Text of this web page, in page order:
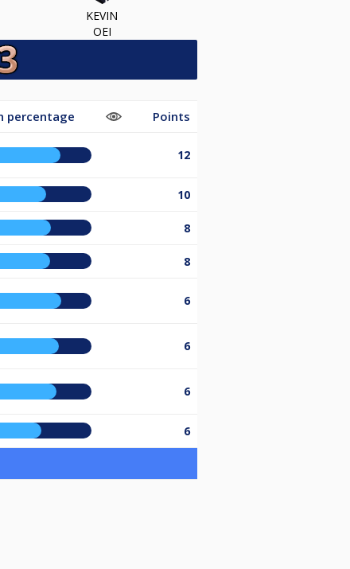
KEVIN
OEI
percentage Points
12
10
8
8
6
6
6
6